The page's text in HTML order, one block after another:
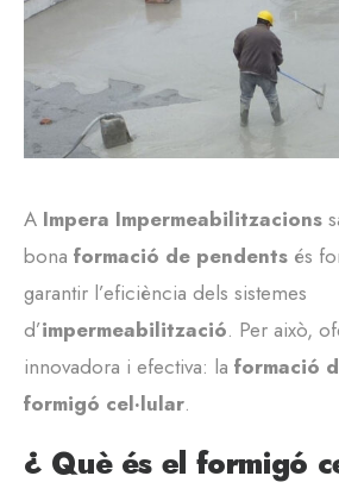
A Impera Impermeabilitzacions
bona formació de pendents és
garantir l’eficiència dels sistemes
d’impermeabilització. Per això,
innovadora i efectiva: la formació
formigó cel·lular.
¿ Què és el formigó